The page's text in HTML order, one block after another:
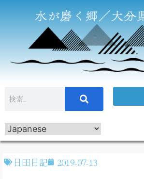
日田日記 2019-07-13